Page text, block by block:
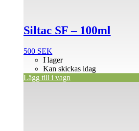
Siltac SF – 100ml
500 SEK
I lager
Kan skickas idag
Lägg till i vagn